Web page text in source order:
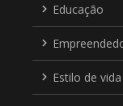
Educação
Estilo de vida